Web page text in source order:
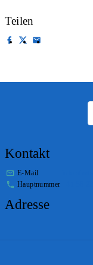
Teilen
Kontakt
E-Mail
Hauptnummer
Adresse